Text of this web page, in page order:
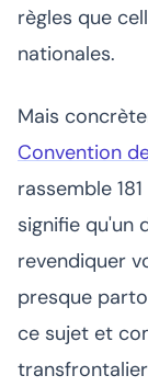
règles que
nationales.
Mais
Convention
rassemble
signifie qu'un
revendiquer
presque
ce sujet et